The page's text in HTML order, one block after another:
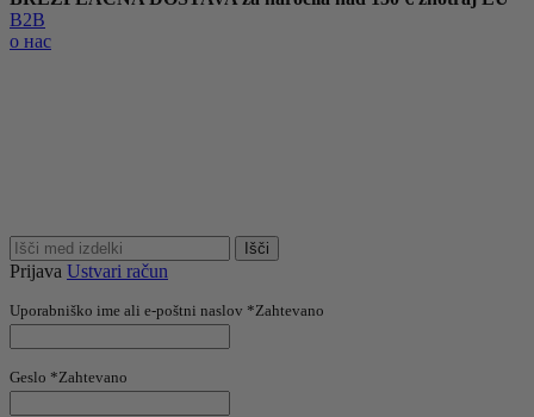
B2B
о нас
Išči
Prijava Ustvari račun
Uporabniško ime ali e-poštni naslov *Zahtevano
Geslo *Zahtevano